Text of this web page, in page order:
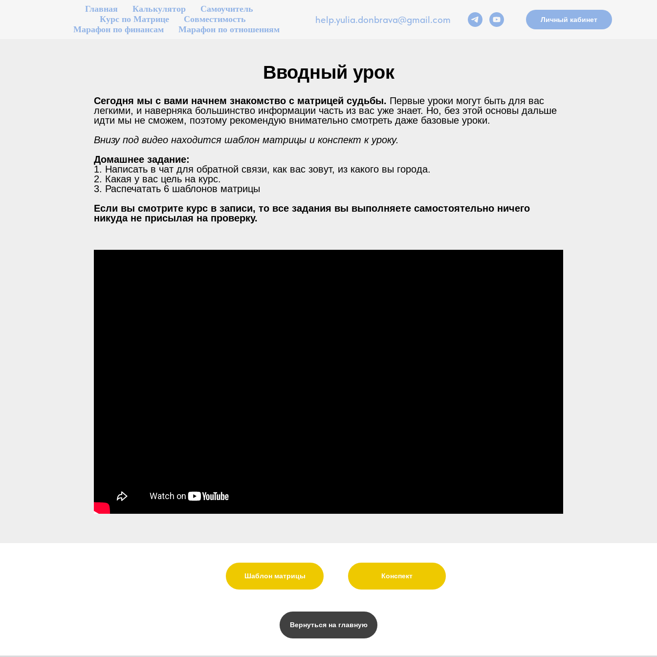
Главная Калькулятор
Самоучитель
Курс по Матрице
Совместимость
Марафон по финансам
Марафон по отношениям
help.yulia.donbrava@gmail.com Личный кабинет
Вводный урок
Сегодня мы с вами начнем знакомство с матрицей судьбы. Первые уроки могут быть для вас
легкими, и наверняка большинство информации часть из вас уже знает. Но, без этой основы дальше
идти мы не сможем, поэтому рекомендую внимательно смотреть даже базовые уроки.
Внизу под видео находится шаблон матрицы и конспект к уроку.
Домашнее задание:
1. Написать в чат для обратной связи, как вас зовут, из какого вы города.
2. Какая у вас цель на курс.
3. Распечатать 6 шаблонов матрицы
Если вы смотрите курс в записи, то все задания вы выполняете самостоятельно ничего
никуда не присылая на проверку.
Шаблон матрицы Конспект
Вернуться на главную